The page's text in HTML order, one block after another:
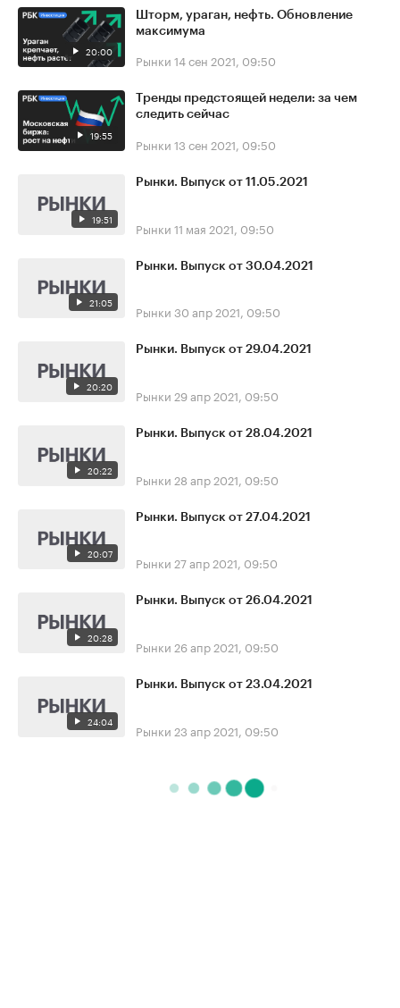
20:00
Шторм, ураган, нефть. Обновление
максимума
Рынки 14 сен 2021, 09:50
19:55
Тренды предстоящей недели: за чем
следить сейчас
Рынки 13 сен 2021, 09:50
19:51
Рынки. Выпуск от 11.05.2021
Рынки 11 мая 2021, 09:50
21:05
Рынки. Выпуск от 30.04.2021
Рынки 30 апр 2021, 09:50
20:20
Рынки. Выпуск от 29.04.2021
Рынки 29 апр 2021, 09:50
20:22
Рынки. Выпуск от 28.04.2021
Рынки 28 апр 2021, 09:50
20:07
Рынки. Выпуск от 27.04.2021
Рынки 27 апр 2021, 09:50
20:28
Рынки. Выпуск от 26.04.2021
Рынки 26 апр 2021, 09:50
24:04
Рынки. Выпуск от 23.04.2021
Рынки 23 апр 2021, 09:50